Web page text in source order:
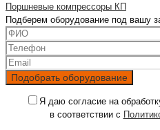
Поршневые компрессоры КП
Подберем оборудование под вашу
Я даю согласие на
в соответствии с